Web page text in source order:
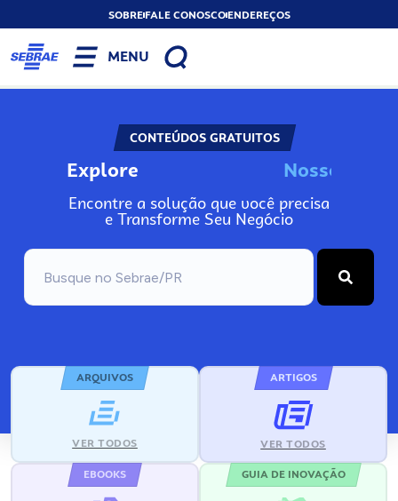
SOBREFALE CONOSCOENDEREÇOS
MENU
CONTEÚDOS GRATUITOS
Explore Nosso
Encontre a solução que você precisa
e Transforme Seu Negócio
ARQUIVOS
VER TODOS
ARTIGOS
VER TODOS
EBOOKS GUIA DE INOVAÇÃO